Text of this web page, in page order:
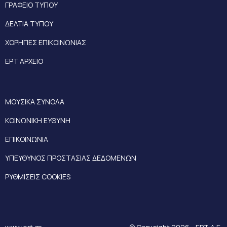
ΓΡΑΦΕΙΟ ΤΥΠΟΥ
ΔΕΛΤΙΑ ΤΥΠΟΥ
ΧΟΡΗΓΙΕΣ ΕΠΙΚΟΙΝΩΝΙΑΣ
ΕΡΤ ΑΡΧΕΙΟ
ΜΟΥΣΙΚΑ ΣΥΝΟΛΑ
ΚΟΙΝΩΝΙΚΗ ΕΥΘΥΝΗ
ΕΠΙΚΟΙΝΩΝΙΑ
ΥΠΕΥΘΥΝΟΣ ΠΡΟΣΤΑΣΙΑΣ ΔΕΔΟΜΕΝΩΝ
ΡΥΘΜΙΣΕΙΣ COOKIES